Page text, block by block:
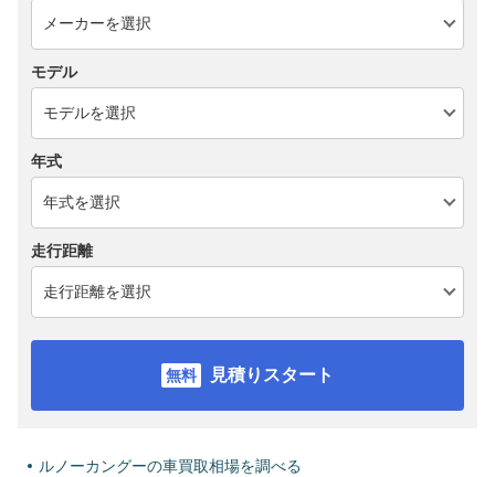
モデル
年式
走行距離
見積りスタート
ルノーカングーの車買取相場を調べる